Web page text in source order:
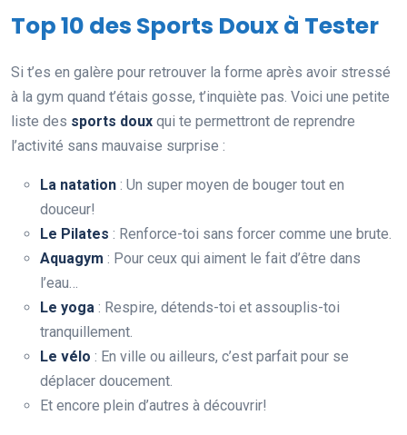
Top 10 des Sports Doux à Tester
Si t’es en galère pour retrouver la forme après avoir stressé
à la gym quand t’étais gosse, t’inquiète pas. Voici une petite
liste des sports doux qui te permettront de reprendre
l’activité sans mauvaise surprise :
La natation : Un super moyen de bouger tout en
douceur!
Le Pilates : Renforce-toi sans forcer comme une brute.
Aquagym : Pour ceux qui aiment le fait d’être dans
l’eau…
Le yoga : Respire, détends-toi et assouplis-toi
tranquillement.
Le vélo : En ville ou ailleurs, c’est parfait pour se
déplacer doucement.
Et encore plein d’autres à découvrir!